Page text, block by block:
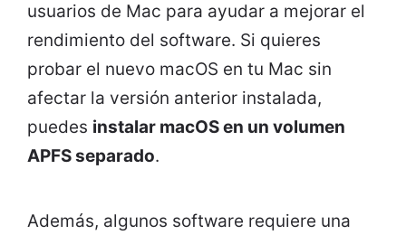
usuarios de Mac para ayudar a mejorar el
rendimiento del software. Si quieres
probar el nuevo macOS en tu Mac sin
afectar la versión anterior instalada,
puedes instalar macOS en un volumen
APFS separado.
Además, algunos software requiere una